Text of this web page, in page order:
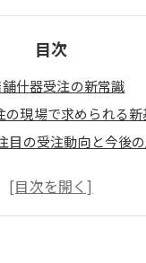
目次
什器受注の新常識
の現場で求められる
目の受注動向と今後
の最新トレンドを押さ